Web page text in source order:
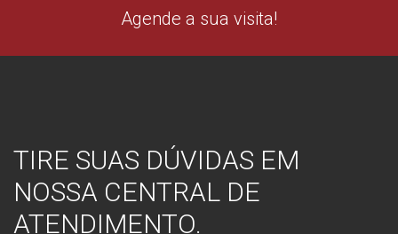
Agende a sua visita!
TIRE SUAS DÚVIDAS EM
NOSSA CENTRAL DE
ATENDIMENTO.